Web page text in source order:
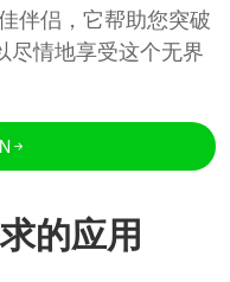
伴侣，它帮助您突破
尽情地享受这个无界
的应用